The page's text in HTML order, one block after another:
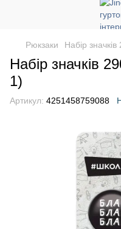
Рюкзаки Набір
Набір значків
1)
Артикул: 4251458759088